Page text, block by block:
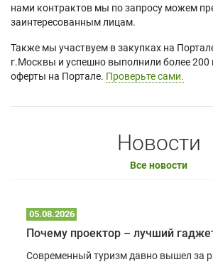
нами контрактов мы по запросу можем
заинтересованным лицам.
Также мы участвуем в закупках на
г.Москвы и успешно выполнили более 200
оферты на Портале. Проверьте сами.
Новости
Все новости
05.08.2026
Современный туризм давно вышел за